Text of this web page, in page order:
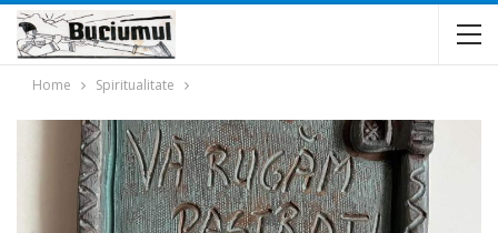
Home Spiritualitate